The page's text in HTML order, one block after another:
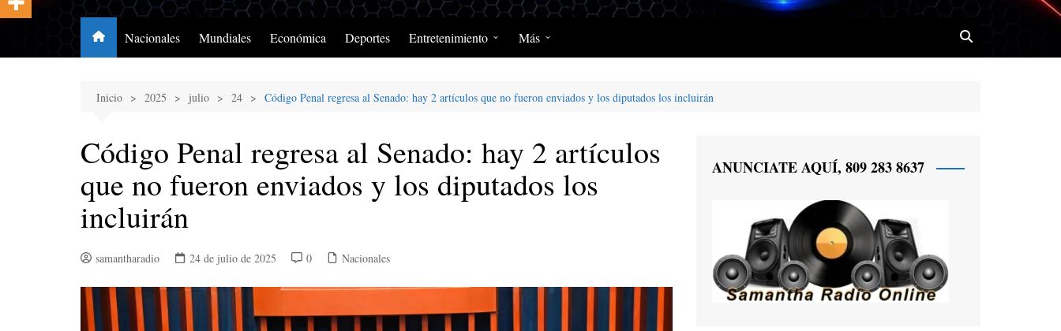
Nacionales Mundiales Económica Deportes Entretenimiento
MerengClásicos
Podcast y Programas de Radio
Más
Inicio 2025 julio 24 Código Penal regresa al Senado: hay 2 artículos que no fueron enviados y los diputados los incluirán
Código Penal regresa al Senado: hay 2 artículos
que no fueron enviados y los diputados los
incluirán
samantharadio 24 de julio de 2025 0 Nacionales
ANUNCIATE AQUÍ, 809 283 8637